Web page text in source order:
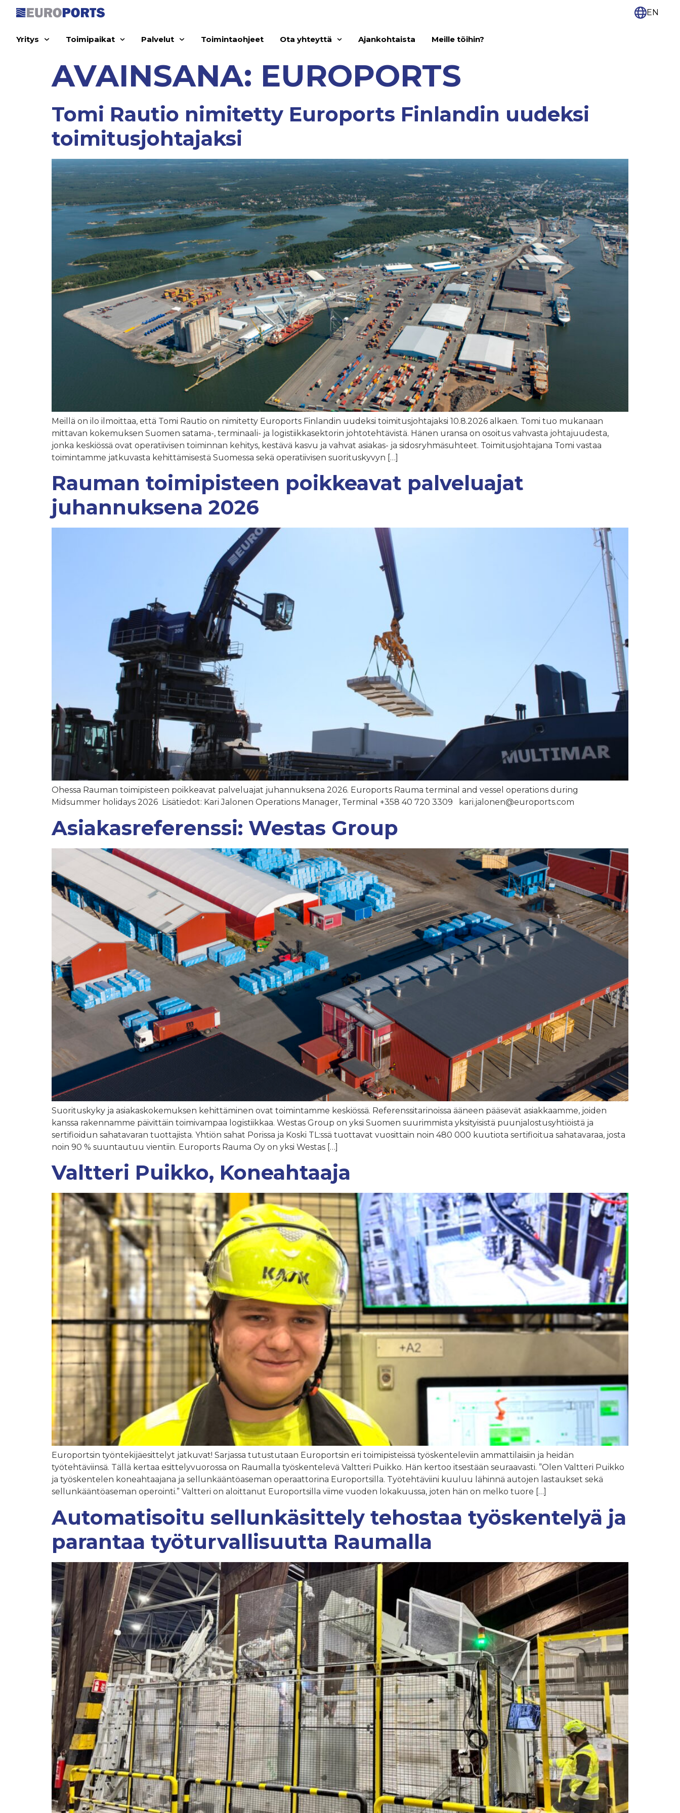
EN
Yritys Toimipaikat Palvelut Toimintaohjeet Ota yhteyttä Ajankohtaista Meille töihin?
AVAINSANA: EUROPORTS
Tomi Rautio nimitetty Euroports Finlandin uudeksi
toimitusjohtajaksi
Meillä on ilo ilmoittaa, että Tomi Rautio on nimitetty Euroports Finlandin uudeksi toimitusjohtajaksi 10.8.2026 alkaen. Tomi tuo mukanaan
mittavan kokemuksen Suomen satama-, terminaali- ja logistiikkasektorin johtotehtävistä. Hänen uransa on osoitus vahvasta johtajuudesta,
jonka keskiössä ovat operatiivisen toiminnan kehitys, kestävä kasvu ja vahvat asiakas- ja sidosryhmäsuhteet. Toimitusjohtajana Tomi vastaa
toimintamme jatkuvasta kehittämisestä Suomessa sekä operatiivisen suorituskyvyn […]
Rauman toimipisteen poikkeavat palveluajat
juhannuksena 2026
Ohessa Rauman toimipisteen poikkeavat palveluajat juhannuksena 2026. Euroports Rauma terminal and vessel operations during
Midsummer holidays 2026 Lisätiedot: Kari Jalonen Operations Manager, Terminal +358 40 720 3309 kari.jalonen@euroports.com
Asiakasreferenssi: Westas Group
Suorituskyky ja asiakaskokemuksen kehittäminen ovat toimintamme keskiössä. Referenssitarinoissa ääneen pääsevät asiakkaamme, joiden
kanssa rakennamme päivittäin toimivampaa logistiikkaa. Westas Group on yksi Suomen suurimmista yksityisistä puunjalostusyhtiöistä ja
sertifioidun sahatavaran tuottajista. Yhtiön sahat Porissa ja Koski TL:ssä tuottavat vuosittain noin 480 000 kuutiota sertifioitua sahatavaraa, josta
noin 90 % suuntautuu vientiin. Euroports Rauma Oy on yksi Westas […]
Valtteri Puikko, Koneahtaaja
Europortsin työntekijäesittelyt jatkuvat! Sarjassa tutustutaan Europortsin eri toimipisteissä työskenteleviin ammattilaisiin ja heidän
työtehtäviinsä. Tällä kertaa esittelyvuorossa on Raumalla työskentelevä Valtteri Puikko. Hän kertoo itsestään seuraavasti. ”Olen Valtteri Puikko
ja työskentelen koneahtaajana ja sellunkääntöaseman operaattorina Europortsilla. Työtehtäviini kuuluu lähinnä autojen lastaukset sekä
sellunkääntöaseman operointi.” Valtteri on aloittanut Europortsilla viime vuoden lokakuussa, joten hän on melko tuore […]
Automatisoitu sellunkäsittely tehostaa työskentelyä ja
parantaa työturvallisuutta Raumalla